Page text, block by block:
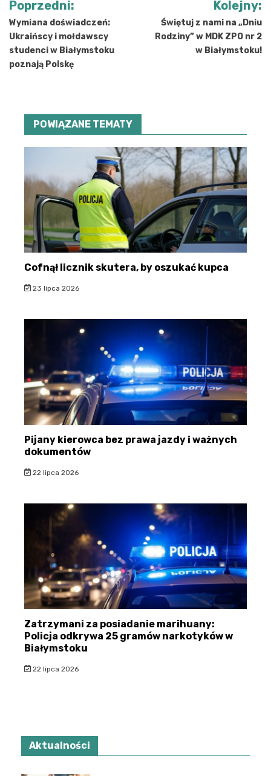
wpisu
Poprzedni:
Wymiana doświadczeń:
Ukraińscy i mołdawscy
studenci w Białymstoku
poznają Polskę
Kolejny:
Świętuj z nami na „Dniu
Rodziny” w MDK ZPO nr 2
w Białymstoku!
POWIĄZANE TEMATY
Cofnął licznik skutera, by oszukać kupca
23 lipca 2026
Pijany kierowca bez prawa jazdy i ważnych
dokumentów
22 lipca 2026
Zatrzymani za posiadanie marihuany:
Policja odkrywa 25 gramów narkotyków w
Białymstoku
22 lipca 2026
Aktualności